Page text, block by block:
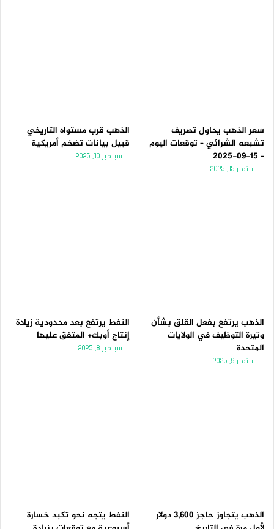
سعر الذهب يحاول تصريف
تشبعه الشرائي – توقعات اليوم
– 15-09-2025
سبتمبر 15, 2025
الذهب قرب مستواه التاريخي
قبيل بيانات تضخم أمريكية
سبتمبر 10, 2025
الذهب يرتفع بفعل القلق بشأن
وتيرة التوظيف في الولايات
المتحدة
سبتمبر 9, 2025
النفط يرتفع بعد محدودية زيادة
إنتاج أوبك+ المتفق عليها
سبتمبر 8, 2025
الذهب يتجاوز حاجز 3,600 دولار
النفط يتجه نحو تكبد خسارة